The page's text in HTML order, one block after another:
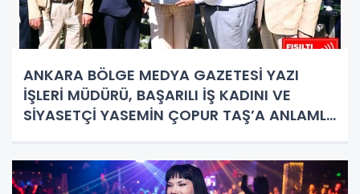
ANKARA BÖLGE MEDYA GAZETESİ YAZI
İŞLERİ MÜDÜRÜ, BAŞARILI İŞ KADINI VE
SİYASETÇİ YASEMİN ÇOPUR TAŞ’A ANLAMLI